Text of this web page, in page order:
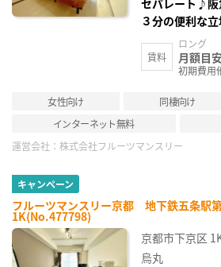
３分の便利な
賃料
ロング
月額目
初期費用
女性向け 同棲向け
インターネット無料
運営会社： 株式会社フルーツマンスリー
キャンペーン
フルーツマンスリー京都 地下鉄五条駅
1K(No.477798)
京都市下京区
烏丸